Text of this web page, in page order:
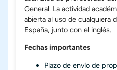
General. La actividad
abierta al uso de cualquiera
España, junto con el inglés.
Fechas importantes
Plazo de envío de